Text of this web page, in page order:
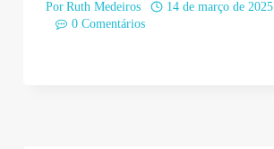
Por Ruth Medeiros
14 de março de 2025
0 Comentários